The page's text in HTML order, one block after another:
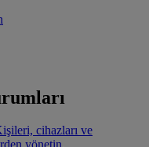
cihazları ve